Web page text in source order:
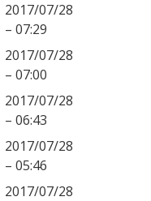
2017/07/28
– 07:29
2017/07/28
– 07:00
2017/07/28
– 06:43
2017/07/28
– 05:46
2017/07/28